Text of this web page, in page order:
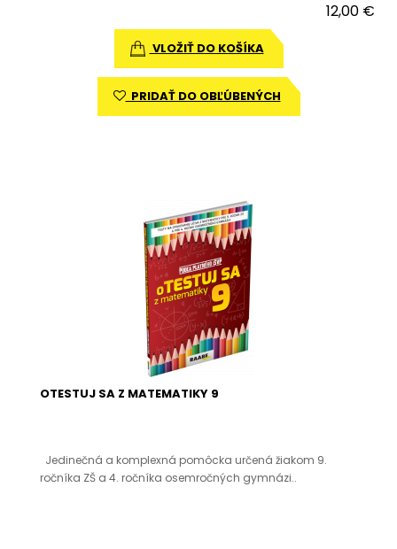
12,00 €
VLOŽIŤ DO KOŠÍKA
PRIDAŤ DO OBĽÚBENÝCH
OTESTUJ SA Z MATEMATIKY 9
Jedinečná a komplexná pomôcka určená žiakom 9.
ročníka ZŠ a 4. ročníka osemročných gymnázi..